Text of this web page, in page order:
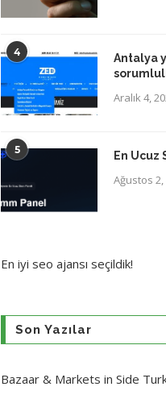
4
Antalya
Aralık 4,
5 En Ucuz
Ağustos 2,
En iyi seo ajansı seçildik!
Son Yazılar
Bazaar & Markets in Side